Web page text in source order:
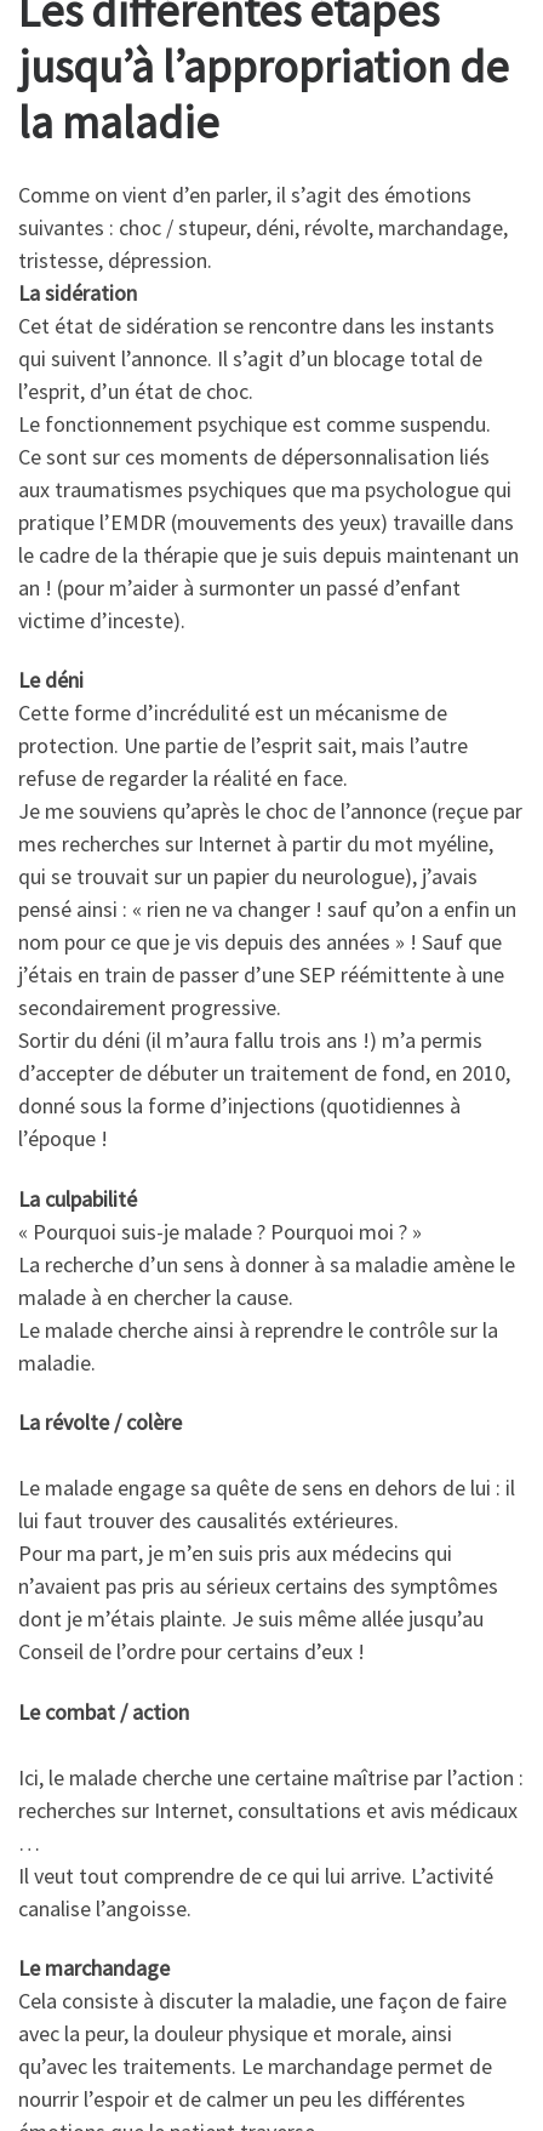
jusqu’à l’appropriation de
la maladie
Comme on vient d’en parler, il s’agit des émotions
suivantes : choc / stupeur, déni, révolte, marchandage,
tristesse, dépression.
La sidération
Cet état de sidération se rencontre dans les instants
qui suivent l’annonce. Il s’agit d’un blocage total de
l’esprit, d’un état de choc.
Le fonctionnement psychique est comme suspendu.
Ce sont sur ces moments de dépersonnalisation liés
aux traumatismes psychiques que ma psychologue qui
pratique l’EMDR (mouvements des yeux) travaille dans
le cadre de la thérapie que je suis depuis maintenant un
an ! (pour m’aider à surmonter un passé d’enfant
victime d’inceste).
Le déni
Cette forme d’incrédulité est un mécanisme de
protection. Une partie de l’esprit sait, mais l’autre
refuse de regarder la réalité en face.
Je me souviens qu’après le choc de l’annonce (reçue par
mes recherches sur Internet à partir du mot myéline,
qui se trouvait sur un papier du neurologue), j’avais
pensé ainsi : « rien ne va changer ! sauf qu’on a enfin un
nom pour ce que je vis depuis des années » ! Sauf que
j’étais en train de passer d’une SEP réémittente à une
secondairement progressive.
Sortir du déni (il m’aura fallu trois ans !) m’a permis
d’accepter de débuter un traitement de fond, en 2010,
donné sous la forme d’injections (quotidiennes à
l’époque !
La culpabilité
« Pourquoi suis-je malade ? Pourquoi moi ? »
La recherche d’un sens à donner à sa maladie amène le
malade à en chercher la cause.
Le malade cherche ainsi à reprendre le contrôle sur la
maladie.
La révolte / colère
Le malade engage sa quête de sens en dehors de lui : il
lui faut trouver des causalités extérieures.
Pour ma part, je m’en suis pris aux médecins qui
n’avaient pas pris au sérieux certains des symptômes
dont je m’étais plainte. Je suis même allée jusqu’au
Conseil de l’ordre pour certains d’eux !
Le combat / action
Ici, le malade cherche une certaine maîtrise par l’action :
recherches sur Internet, consultations et avis médicaux
…
Il veut tout comprendre de ce qui lui arrive. L’activité
canalise l’angoisse.
Le marchandage
Cela consiste à discuter la maladie, une façon de faire
avec la peur, la douleur physique et morale, ainsi
qu’avec les traitements. Le marchandage permet de
nourrir l’espoir et de calmer un peu les différentes